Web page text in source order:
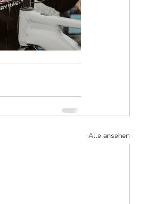
Alle ansehen